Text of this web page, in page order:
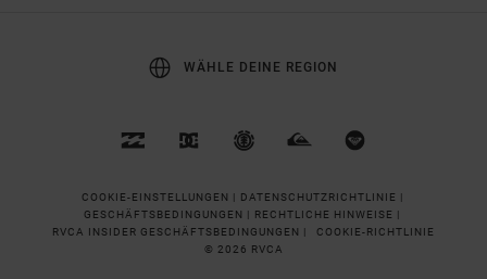
WÄHLE DEINE REGION
COOKIE-EINSTELLUNGEN |
DATENSCHUTZRICHTLINIE |
GESCHÄFTSBEDINGUNGEN |
RECHTLICHE HINWEISE |
RVCA INSIDER GESCHÄFTSBEDINGUNGEN |
COOKIE-RICHTLINIE
© 2026 RVCA